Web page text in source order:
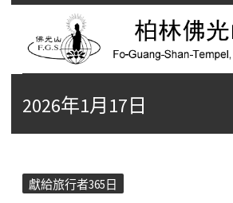
Fo-Guang-Shan-Tempel, Berlin e.V.
2026年1月17日
獻給旅行者365日